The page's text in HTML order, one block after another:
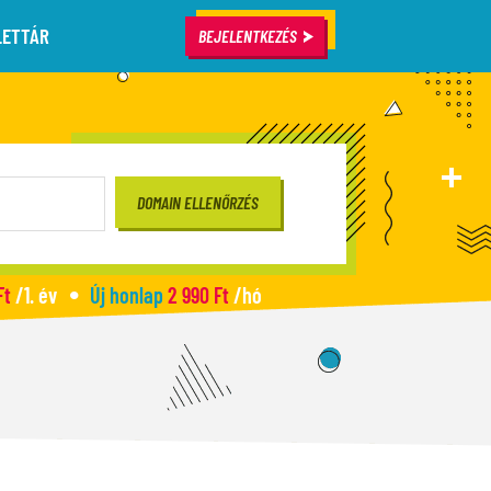
BEJELENTKEZÉS
/1. év Új honlap 2 990 Ft/hó